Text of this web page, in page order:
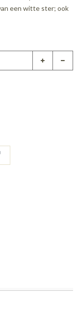
een witte ster; ook